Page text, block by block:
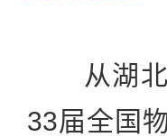
从湖北
33届全国